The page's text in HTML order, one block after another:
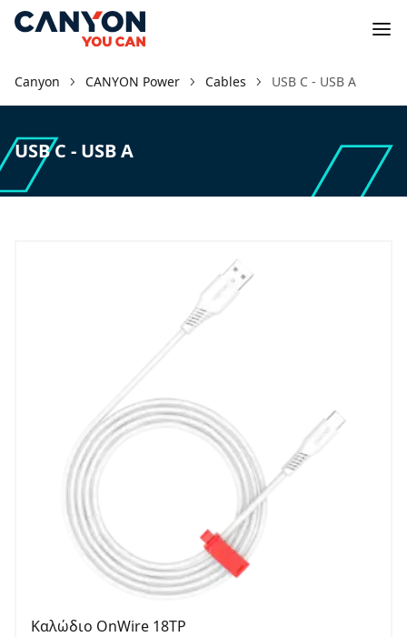
Canyon CANYON Power Cables USB C - USB A
USB C - USB A
Καλώδιο OnWire 18TP